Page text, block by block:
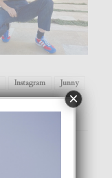
Instagram
Junny
×